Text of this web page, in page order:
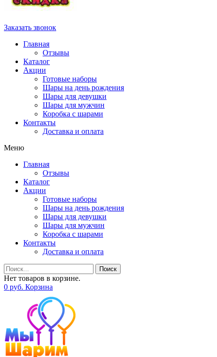
Заказать звонок
Главная
Отзывы
Каталог
Акции
Готовые наборы
Шары на день рождения
Шары для девушки
Шары для мужчин
Коробка с шарами
Контакты
Доставка и оплата
Меню
Главная
Отзывы
Каталог
Акции
Готовые наборы
Шары на день рождения
Шары для девушки
Шары для мужчин
Коробка с шарами
Контакты
Доставка и оплата
Поиск
Нет товаров в корзине.
0 руб. Корзина